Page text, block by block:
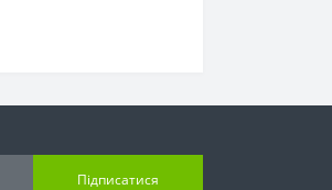
Підписатися